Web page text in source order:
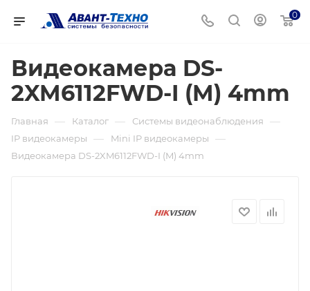
0
Видеокамера DS-
2XM6112FWD-I (M) 4mm
Главная — Каталог — Системы видеонаблюдения —
IP видеокамеры — Mini IP видеокамеры —
Видеокамера DS-2XM6112FWD-I (M) 4mm